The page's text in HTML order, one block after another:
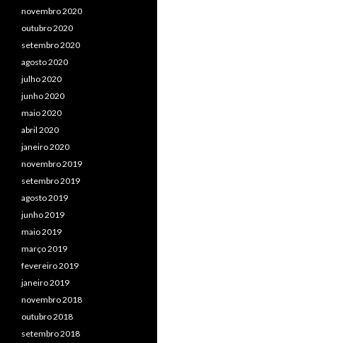
novembro 2020
outubro 2020
setembro 2020
agosto 2020
julho 2020
junho 2020
maio 2020
abril 2020
janeiro 2020
novembro 2019
setembro 2019
agosto 2019
junho 2019
maio 2019
março 2019
fevereiro 2019
janeiro 2019
novembro 2018
outubro 2018
setembro 2018